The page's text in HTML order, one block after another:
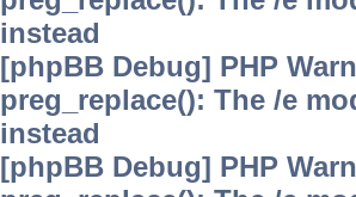
instead
[phpBB Debug] PHP
preg_replace(): The /e
instead
[phpBB Debug] PHP